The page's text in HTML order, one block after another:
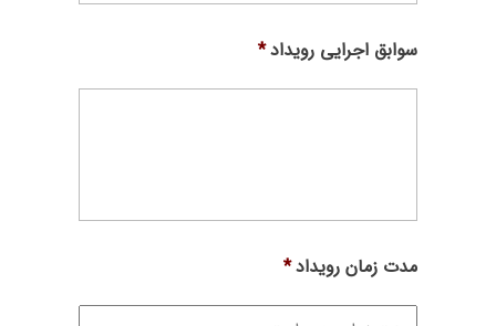
سوابق اجرایی رویداد*
مدت زمان رویداد*